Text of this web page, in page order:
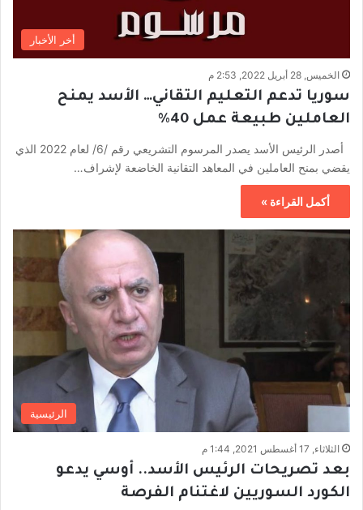
أخر الأخبار
الخميس, 28 أبريل 2022, 2:53 م
سوريا تدعم التعليم التقاني… الأسد يمنح
العاملين طبيعة عمل 40%
أصدر الرئيس الأسد يصدر المرسوم التشريعي رقم /6/ لعام 2022 الذي
يقضي بمنح العاملين في المعاهد التقانية الخاضعة لإشراف…
أكمل القراءة »
الرئيسية
الثلاثاء, 17 أغسطس 2021, 1:44 م
بعد تصريحات الرئيس الأسد.. أوسي يدعو
الكورد السوريين لاغتنام الفرصة